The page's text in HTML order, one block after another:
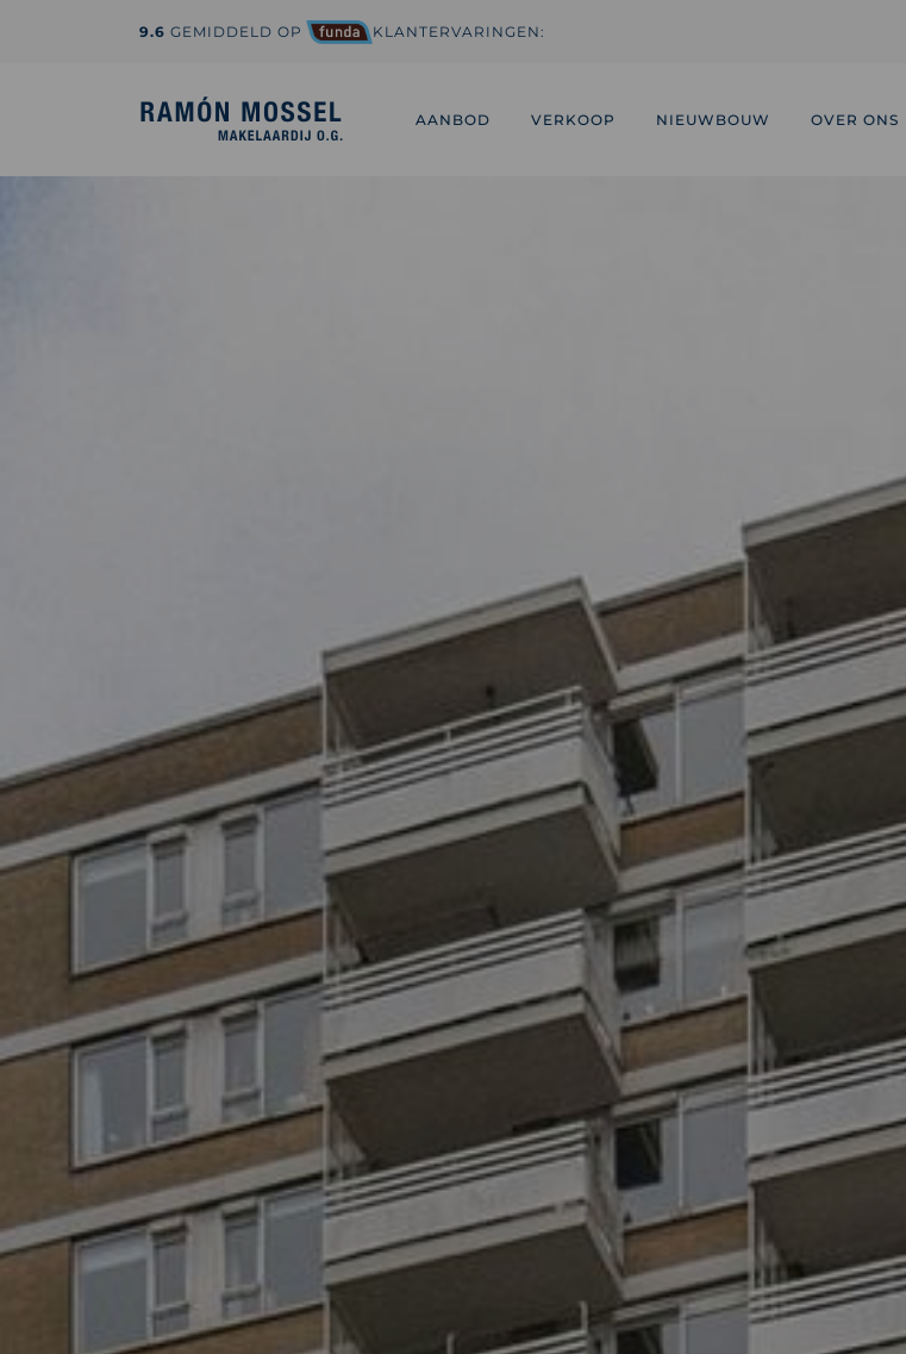
1-800-995-3959 hi@sedona.com
9.6 GEMIDDELD OP KLANTERVARINGEN:
AANBOD VERKOOP NIEUWBOUW OVER ONS